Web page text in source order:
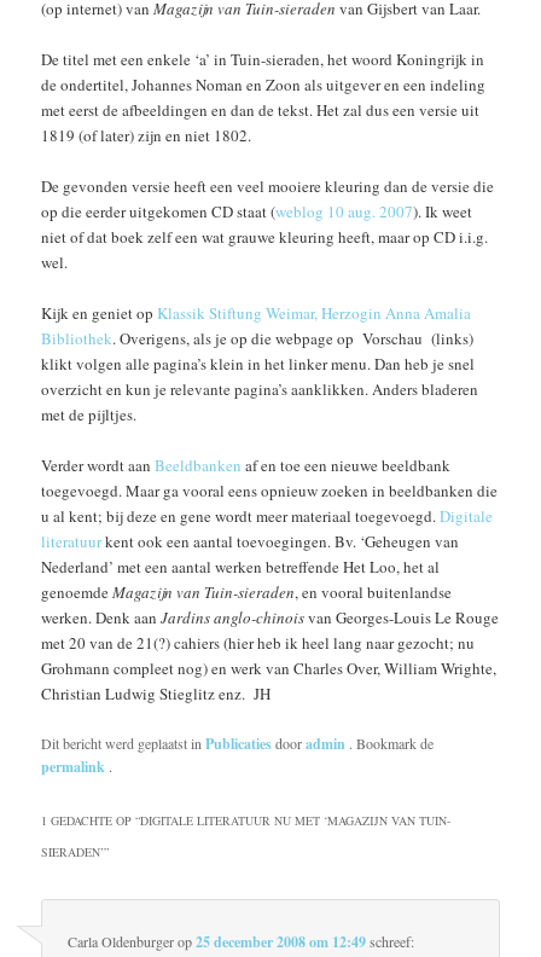
(op internet) vanMagazijn van Tuin-sieraden van Gijsbert van Laar.
De titel met een enkele ‘a’ in Tuin-sieraden, het woord Koningrijk in
de ondertitel, Johannes Noman en Zoon als uitgever en een indeling
met eerst de afbeeldingen en dan de tekst. Het zal dus een versie uit
1819 (of later) zijn en niet 1802.
De gevonden versie heeft een veel mooiere kleuring dan de versie die
op die eerder uitgekomen CD staat (weblog 10 aug. 2007). Ik weet
niet of dat boek zelf een wat grauwe kleuring heeft, maar op CD i.i.g.
wel.
Kijk en geniet op Klassik Stiftung Weimar, Herzogin Anna Amalia
Bibliothek. Overigens, als je op die webpage op Vorschau (links)
klikt volgen alle pagina’s klein in het linker menu. Dan heb je snel
overzicht en kun je relevante pagina’s aanklikken. Anders bladeren
met de pijltjes.
Verder wordt aanBeeldbanken af en toe een nieuwe beeldbank
toegevoegd. Maar ga vooral eens opnieuw zoeken in beeldbanken die
u al kent; bij deze en gene wordt meer materiaal toegevoegd.Digitale
literatuurkent ook een aantal toevoegingen. Bv. ‘Geheugen van
Nederland’ met een aantal werken betreffende Het Loo, het al
genoemdeMagazijn van Tuin-sieraden, en vooral buitenlandse
werken. Denk aanJardins anglo-chinoisvan Georges-Louis Le Rouge
met 20 van de 21(?) cahiers (hier heb ik heel lang naar gezocht; nu
Grohmann compleet nog) en werk van Charles Over, William Wrighte,
Christian Ludwig Stieglitz enz. JH
Dit bericht werd geplaatst inPublicatiesdooradmin . Bookmark de
permalink .
1 GEDACHTE OP “DIGITALE LITERATUUR NU MET ‘MAGAZIJN VAN TUIN-
SIERADEN’”
Carla Oldenburgerop25 december 2008 om 12:49schreef: